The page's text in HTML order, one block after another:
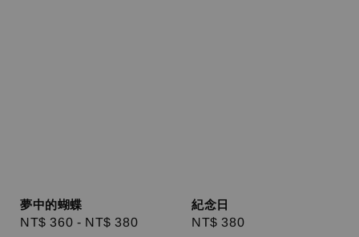
夢中的蝴蝶
Regular
NT$ 360 - NT$ 380
紀念日
Regular
NT$ 380